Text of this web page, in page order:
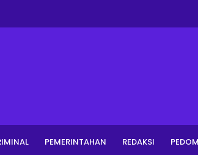
PEMERINTAHAN REDAKSI